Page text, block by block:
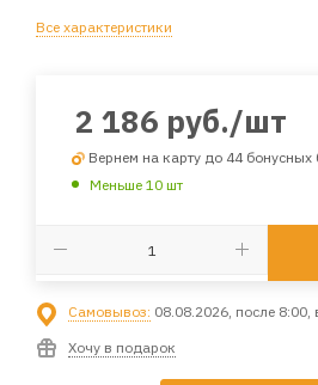
Все характеристики
2 186 руб./шт
Вернем на карту до 44 бонусных
Меньше 10 шт
Самовывоз: 08.08.2026, после 8:00,
Хочу в подарок